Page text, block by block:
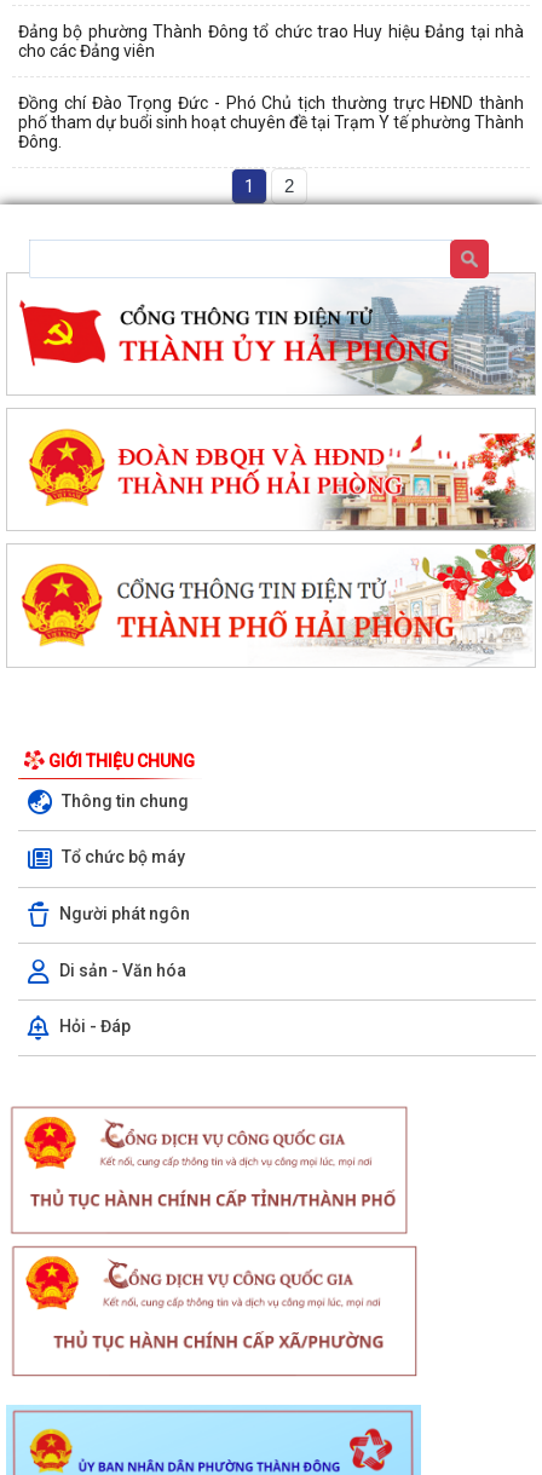
Đảng bộ phường Thành Đông tổ chức trao Huy hiệu Đảng tại nhà
cho các Đảng viên
Đồng chí Đào Trọng Đức - Phó Chủ tịch thường trực HĐND thành
phố tham dự buổi sinh hoạt chuyên đề tại Trạm Y tế phường Thành
Đông.
1 2
GIỚI THIỆU CHUNG
Thông tin chung
Tổ chức bộ máy
Người phát ngôn
Di sản - Văn hóa
Hỏi - Đáp
Thông báo về chương trình thu hồi để kiểm tra, khắc phục sự cố các
dòng xe mô tô Honda CB1000...
Kết quả Kỳ họp thứ 3 HĐND thành phố Hải Phòng khóa XIV, nhiệm kỳ
Khai thác tài liệu số và Chatbox AI trợi giúp pháp luật
Đẩy mạnh tuyên truyền thực hiện Chương trình hành động của Thành